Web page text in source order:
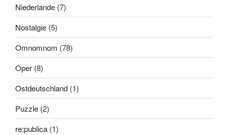
Niederlande (7)
Nostalgie (5)
Omnomnom (78)
Oper (8)
Ostdeutschland (1)
Puzzle (2)
re:publica (1)